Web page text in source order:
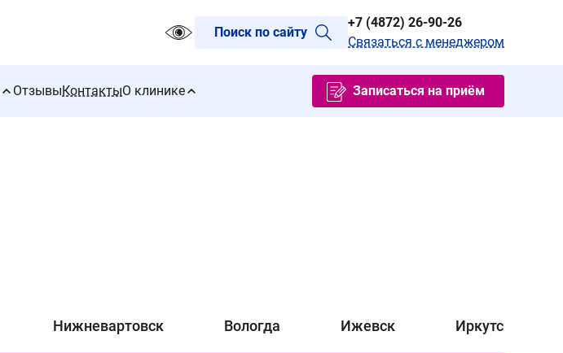
Поиск по сайту
+7 (4872) 26-90-26
Связаться с менеджером
ОтзывыКонтактыО клинике Записаться на приём
Нижневартовск Вологда Ижевск Иркутск